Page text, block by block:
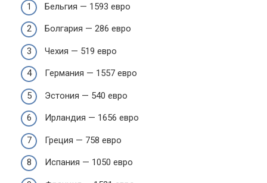
Бельгия — 1593 евро
Болгария — 286 евро
Чехия — 519 евро
Германия — 1557 евро
Эстония — 540 евро
Ирландия — 1656 евро
Греция — 758 евро
Испания — 1050 евро